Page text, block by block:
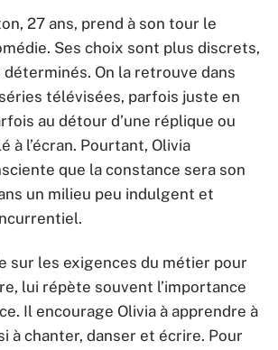
27 ans, prend à son tour le
Ses choix sont plus discrets,
déterminés. On la retrouve dans
télévisées, parfois juste en
au détour d’une réplique ou
à l’écran. Pourtant, Olivia
que la constance sera son
un milieu peu indulgent et
sur les exigences du métier pour
lui répète souvent l’importance
Il encourage Olivia à apprendre à
à chanter, danser et écrire. Pour